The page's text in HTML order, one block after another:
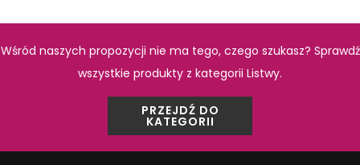
Opoczno Glass Brown
Opoczno
Wśród naszych propozycji nie ma tego, czego szukasz? Sprawdź
wszystkie produkty z kategorii Listwy.
PRZEJDŹ DO
KATEGORII